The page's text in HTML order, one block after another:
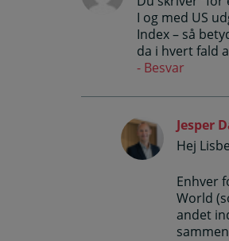
I og med US
Index – så
da i hvert fald
Besvar
Jesper
Hej
Enhver
World
andet